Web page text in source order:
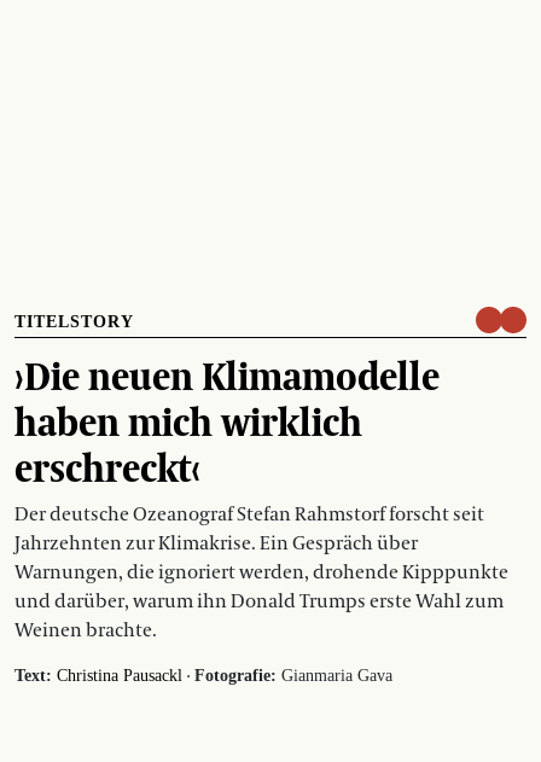
TITELSTORY
›Die neuen Klimamodelle
haben mich wirklich
erschreckt‹
Der deutsche Ozeanograf Stefan Rahmstorf forscht seit
Jahrzehnten zur Klimakrise. Ein Gespräch über
Warnungen, die ignoriert werden, drohende Kipppunkte
und darüber, warum ihn Donald Trumps erste Wahl zum
Weinen brachte.
Text: Christina Pausackl · Fotografie: Gianmaria Gava